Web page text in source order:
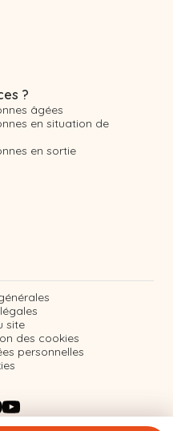
?
âgées
en situation de
en sortie
site
des cookies
personnelles